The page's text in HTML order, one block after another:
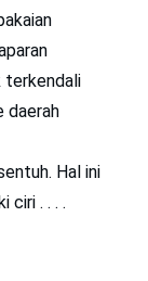
terkendali
daerah
Hal ini
ciri . . . .